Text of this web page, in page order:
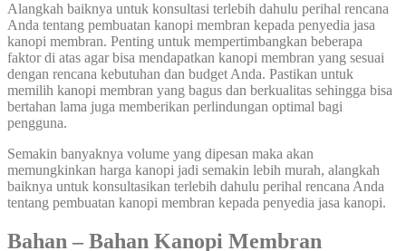
Alangkah baiknya untuk konsultasi terlebih dahulu perihal rencana
Anda tentang pembuatan kanopi membran kepada penyedia jasa
kanopi membran. Penting untuk mempertimbangkan beberapa
faktor di atas agar bisa mendapatkan kanopi membran yang sesuai
dengan rencana kebutuhan dan budget Anda. Pastikan untuk
memilih kanopi membran yang bagus dan berkualitas sehingga bisa
bertahan lama juga memberikan perlindungan optimal bagi
pengguna.
Semakin banyaknya volume yang dipesan maka akan
memungkinkan harga kanopi jadi semakin lebih murah, alangkah
baiknya untuk konsultasikan terlebih dahulu perihal rencana Anda
tentang pembuatan kanopi membran kepada penyedia jasa kanopi.
Bahan – Bahan Kanopi Membran